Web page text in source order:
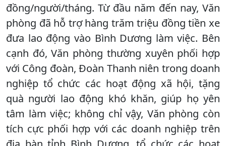
đồng/người/tháng. Từ đầu năm đến nay, Văn
phòng đã hỗ trợ hàng trăm triệu đồng tiền xe
đưa lao động vào Bình Dương làm việc. Bên
cạnh đó, Văn phòng thường xuyên phối hợp
với Công đoàn, Đoàn Thanh niên trong doanh
nghiệp tổ chức các hoạt động xã hội, tặng
quà người lao động khó khăn, giúp họ yên
tâm làm việc; không chỉ vậy, Văn phòng còn
tích cực phối hợp với các doanh nghiệp trên